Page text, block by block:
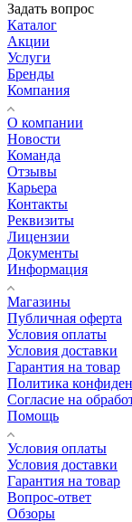
Задать вопрос
Каталог
Акции
Услуги
Бренды
Компания
О компании
Новости
Команда
Отзывы
Карьера
Контакты
Реквизиты
Лицензии
Документы
Информация
Магазины
Публичная оферта
Условия оплаты
Условия доставки
Гарантия на товар
Политика
Согласие на
Помощь
Условия оплаты
Условия доставки
Гарантия на товар
Вопрос-ответ
Обзоры